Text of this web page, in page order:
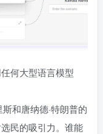
何大型语言模型
和唐纳德·特朗普的
民的吸引力。谁能